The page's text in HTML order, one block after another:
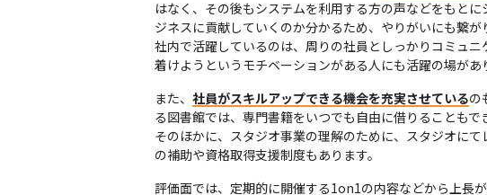
はなく、その後もシステムを利用する方の声などをもと
ジネスに貢献していくのか分かるため、やりがいにも繋が
社内で活躍しているのは、周りの社員としっかりコミュ
着けようというモチベーションがある人にも活躍の場があ
また、 社員がスキルアップできる機会を充実させているの
る図書館では、専門書籍をいつでも自由に借りることもで
そのほかに、スタジオ事業の理解のために、スタジオに
の補助や資格取得支援制度もあります。
評価面では、定期的に開催する1on1の内容などから上長